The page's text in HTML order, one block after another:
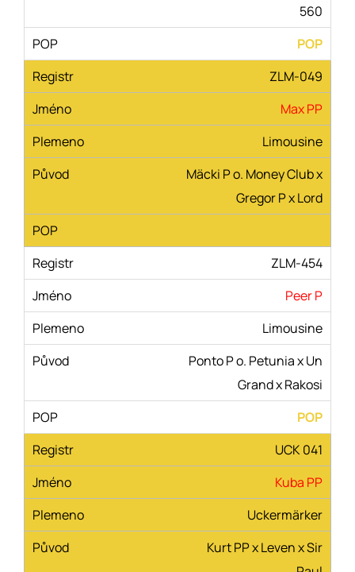
560
POP
ZLM-049
Max PP
Limousine
Mäcki P o. Money Club x
Gregor P x Lord
ZLM-454
Peer P
Limousine
Ponto P o. Petunia x Un
Grand x Rakosi
POP
UCK 041
Kuba PP
Uckermärker
Kurt PP x Leven x Sir